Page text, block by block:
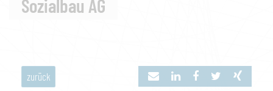
Sozialbau AG
zurück